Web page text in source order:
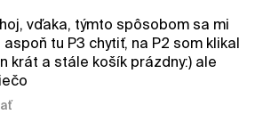
vďaka, týmto spôsobom sa mi
tu P3 chytiť, na P2 som klikal
krát a stále košík prázdny:) ale